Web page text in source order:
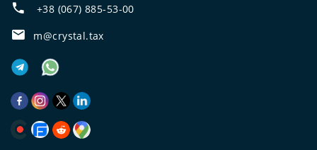
+38 (067) 885-53-00
m@crystal.tax